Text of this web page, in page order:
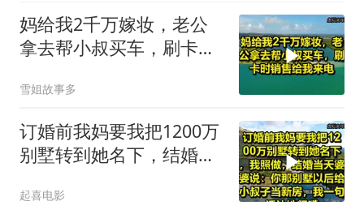
妈给我2千万嫁妆，老公
拿去帮小叔买车，刷卡时
雪姐故事多
订婚前我妈要我把1200万
别墅转到她名下，结婚当
叔子当新房
起喜电影